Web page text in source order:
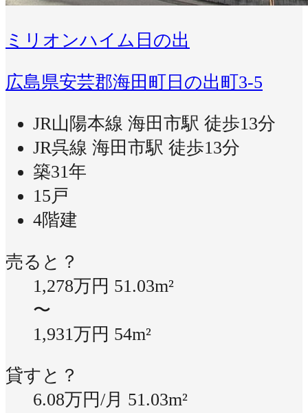
ミリオンハイム日の出
広島県安芸郡海田町日の出町3-5
JR山陽本線 海田市駅 徒歩13分
JR呉線 海田市駅 徒歩13分
築31年
15戸
4階建
売ると？
1,278万円 51.03m²
〜
1,931万円 54m²
貸すと？
6.08万円/月 51.03m²